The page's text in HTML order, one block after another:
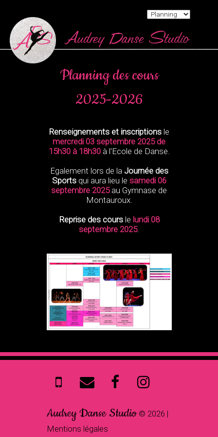
Planning des cours
2025-2026
Renseignements et inscriptions le
mercredi 03 septembre 2025 de
15h30 à 18h30à l'Ecole de Danse.
Egalement lors de la Journée des
Sportsqui aura lieu le samedi 06
septembre 2025au Gymnase de
Montauroux.
Reprise des cours le lundi 08
septembre 2025.
Audrey Danse Studio © 2026 |
Mentions légales